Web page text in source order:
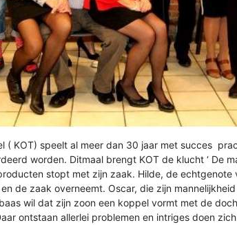
( KOT) speelt al meer dan 30 jaar met succes
worden. Ditmaal brengt KOT de klucht ‘ De
stopt met zijn zaak. Hilde, de echtgenote
de zaak overneemt. Oscar, die zijn
wil dat zijn zoon een koppel vormt met de
ontstaan allerlei problemen en intriges doen